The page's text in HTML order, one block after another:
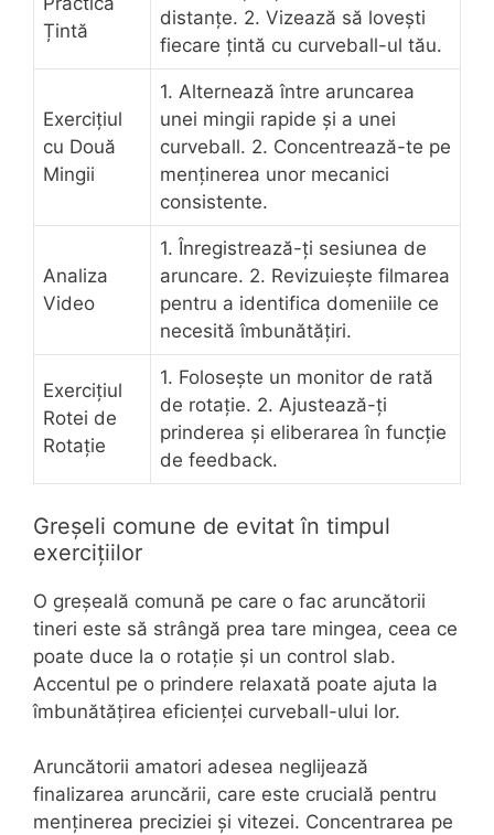
Țintă
distanțe. 2. Vizează să lovești
fiecare țintă cu curveball-ul tău.
Exercițiul
cu Două
Mingii
1. Alternează între aruncarea
unei mingii rapide și a unei
curveball. 2. Concentrează-te pe
menținerea unor mecanici
consistente.
Analiza
Video
1. Înregistrează-ți sesiunea de
aruncare. 2. Revizuiește filmarea
pentru a identifica domeniile ce
necesită îmbunătățiri.
Exercițiul
Rotei de
Rotație
1. Folosește un monitor de rată
de rotație. 2. Ajustează-ți
prinderea și eliberarea în funcție
de feedback.
Greșeli comune de evitat în timpul
exercițiilor
O greșeală comună pe care o fac aruncătorii
tineri este să strângă prea tare mingea, ceea ce
poate duce la o rotație și un control slab.
Accentul pe o prindere relaxată poate ajuta la
îmbunătățirea eficienței curveball-ului lor.
Aruncătorii amatori adesea neglijează
finalizarea aruncării, care este crucială pentru
menținerea preciziei și vitezei. Concentrarea pe